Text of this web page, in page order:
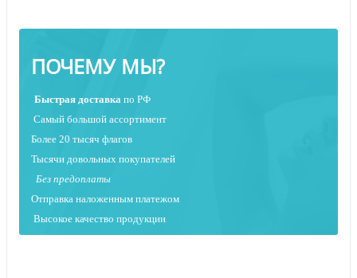
ПОЧЕМУ МЫ?
Быстрая доставка по РФ
Самый большой ассортимент
Более 20 тысяч флагов
Тысячи довольных покупателей
Без предоплаты
Отправка наложенным платежом
Высокое качество продукции